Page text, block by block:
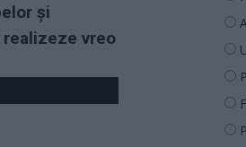
și
vreo